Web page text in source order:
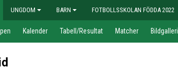
UNGDOM BARN FOTBOLLSSKOLAN FÖDDA 2022
Kalender Tabell/Resultat Matcher Bildgalleri